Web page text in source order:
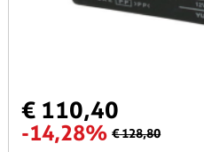
€ 110,40
-14,28% € 128,80